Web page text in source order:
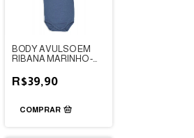
BODY AVULSO EM
RIBANA MARINHO -
R$39,90
COMPRAR